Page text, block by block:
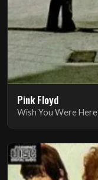
Pink Floyd
Wish You Were Here